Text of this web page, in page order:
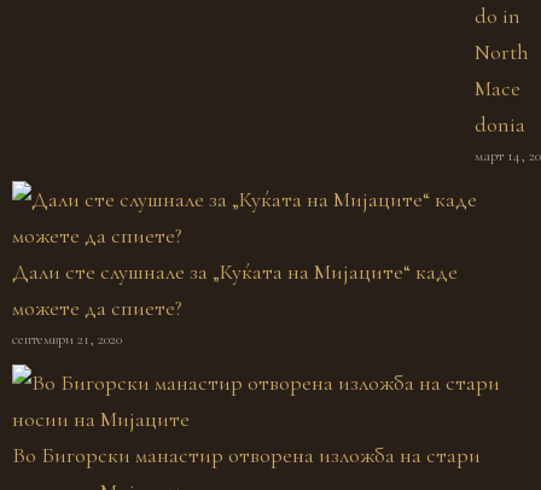
do in
North
Mace
donia
март 14,
Дали сте слушнале за „Куќата на Мијаците“ каде
можете да спиете?
септември 21, 2020
Во Бигорски манастир отворена изложба на стари